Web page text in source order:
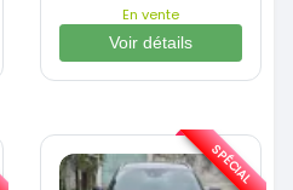
En vente
Voir détails
SPÉCIAL